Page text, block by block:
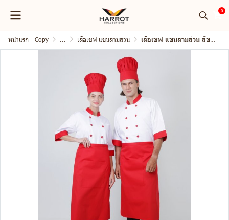
0
หน้าแรก - Copy ... เสื้อเชฟ แขนสามส่วน เสื้อเชฟ แขนสามส่วน สีขาว ปกแดง